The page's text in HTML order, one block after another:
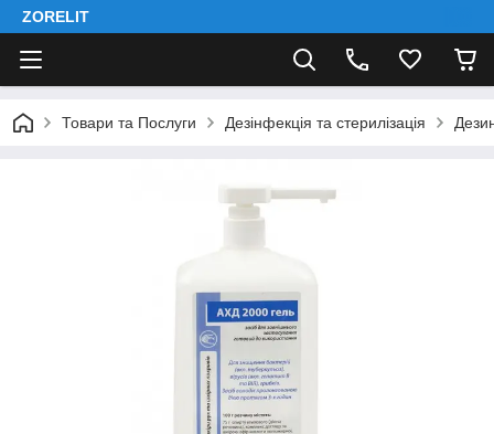
ZORELIT
Товари та Послуги Дезінфекція та стерилізація